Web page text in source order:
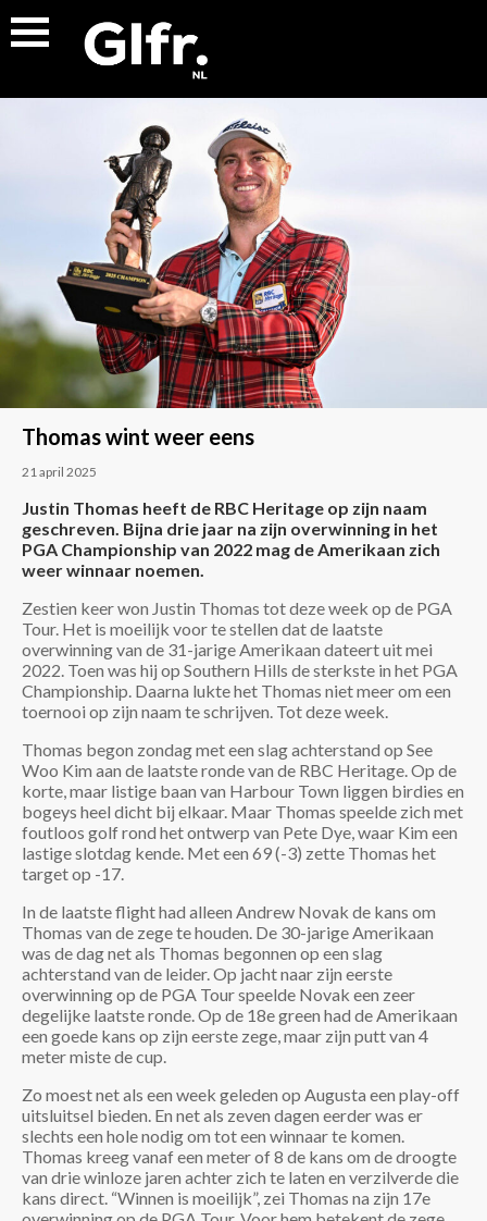
Thomas wint weer eens
21 april 2025
Justin Thomas heeft de RBC Heritage op zijn naam
geschreven. Bijna drie jaar na zijn overwinning in het
PGA Championship van 2022 mag de Amerikaan zich
weer winnaar noemen.
Zestien keer won Justin Thomas tot deze week op de PGA
Tour. Het is moeilijk voor te stellen dat de laatste
overwinning van de 31-jarige Amerikaan dateert uit mei
2022. Toen was hij op Southern Hills de sterkste in het PGA
Championship. Daarna lukte het Thomas niet meer om een
toernooi op zijn naam te schrijven. Tot deze week.
Thomas begon zondag met een slag achterstand op See
Woo Kim aan de laatste ronde van de RBC Heritage. Op de
korte, maar listige baan van Harbour Town liggen birdies en
bogeys heel dicht bij elkaar. Maar Thomas speelde zich met
foutloos golf rond het ontwerp van Pete Dye, waar Kim een
lastige slotdag kende. Met een 69 (-3) zette Thomas het
target op -17.
In de laatste flight had alleen Andrew Novak de kans om
Thomas van de zege te houden. De 30-jarige Amerikaan
was de dag net als Thomas begonnen op een slag
achterstand van de leider. Op jacht naar zijn eerste
overwinning op de PGA Tour speelde Novak een zeer
degelijke laatste ronde. Op de 18e green had de Amerikaan
een goede kans op zijn eerste zege, maar zijn putt van 4
meter miste de cup.
Zo moest net als een week geleden op Augusta een play-off
uitsluitsel bieden. En net als zeven dagen eerder was er
slechts een hole nodig om tot een winnaar te komen.
Thomas kreeg vanaf een meter of 8 de kans om de droogte
van drie winloze jaren achter zich te laten en verzilverde die
kans direct. “Winnen is moeilijk”, zei Thomas na zijn 17e